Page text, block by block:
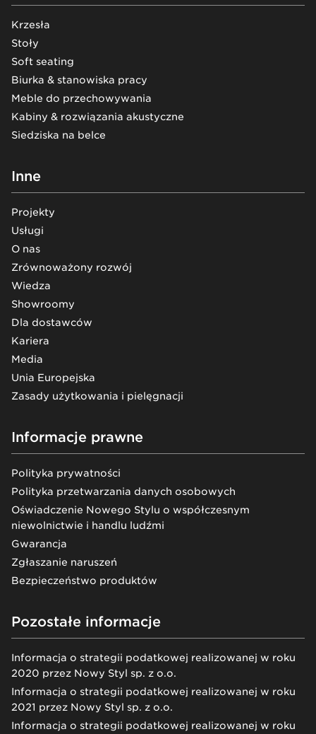
Krzesła
Stoły
Soft seating
Biurka & stanowiska pracy
Meble do przechowywania
Kabiny & rozwiązania akustyczne
Siedziska na belce
Inne
Projekty
Usługi
O nas
Zrównoważony rozwój
Wiedza
Showroomy
Dla dostawców
Kariera
Media
Unia Europejska
Zasady użytkowania i pielęgnacji
Informacje prawne
Polityka prywatności
Polityka przetwarzania danych osobowych
Oświadczenie Nowego Stylu o współczesnym
niewolnictwie i handlu ludźmi
Gwarancja
Zgłaszanie naruszeń
Bezpieczeństwo produktów
Pozostałe informacje
Informacja o strategii podatkowej realizowanej w roku
2020 przez Nowy Styl sp. z o.o.
Informacja o strategii podatkowej realizowanej w roku
2021 przez Nowy Styl sp. z o.o.
Informacja o strategii podatkowej realizowanej w roku